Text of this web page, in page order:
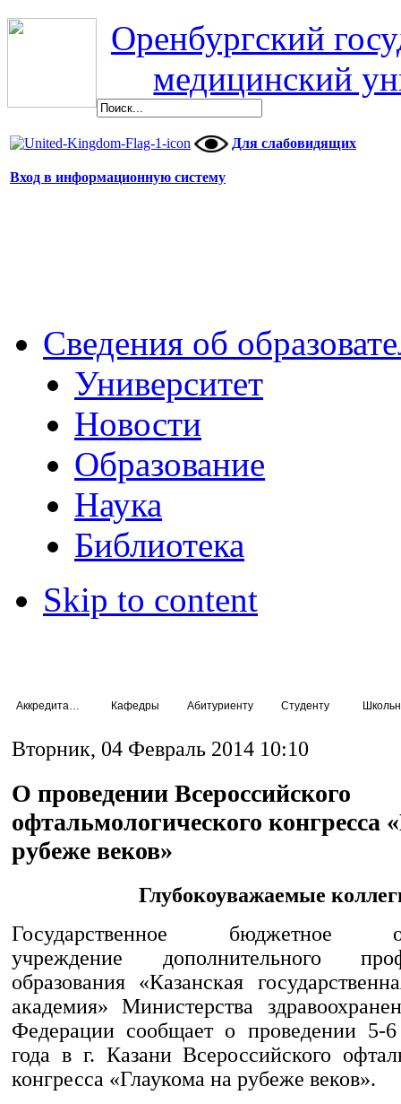
Оренбургский
медицинский
Для слабовидящих
Вход в информационную систему
Сведения об
Университет
Новости
Образование
Наука
Библиотека
Skip to content
Кафедры Абитуриенту Студенту
Вторник, 04 Февраль 2014 10:10
О проведении Всероссийского
офтальмологического конгресса
рубеже веков»
Глубокоуважаемые
Государственное бюджетное
учреждение дополнительного
образования «Казанская
академия» Министерства
Федерации сообщает о проведении 5-6
года в г. Казани Всероссийского
конгресса «Глаукома на рубеже веков».